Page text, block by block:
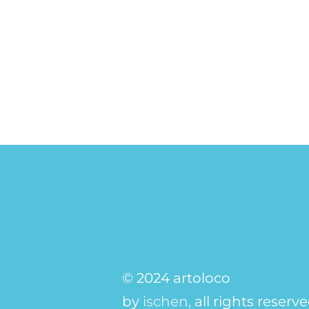
© 2024 artoloco
by ischen, all rights